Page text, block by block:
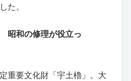
た。
昭和の修理が役立っ
重要文化財「宇土櫓」。大